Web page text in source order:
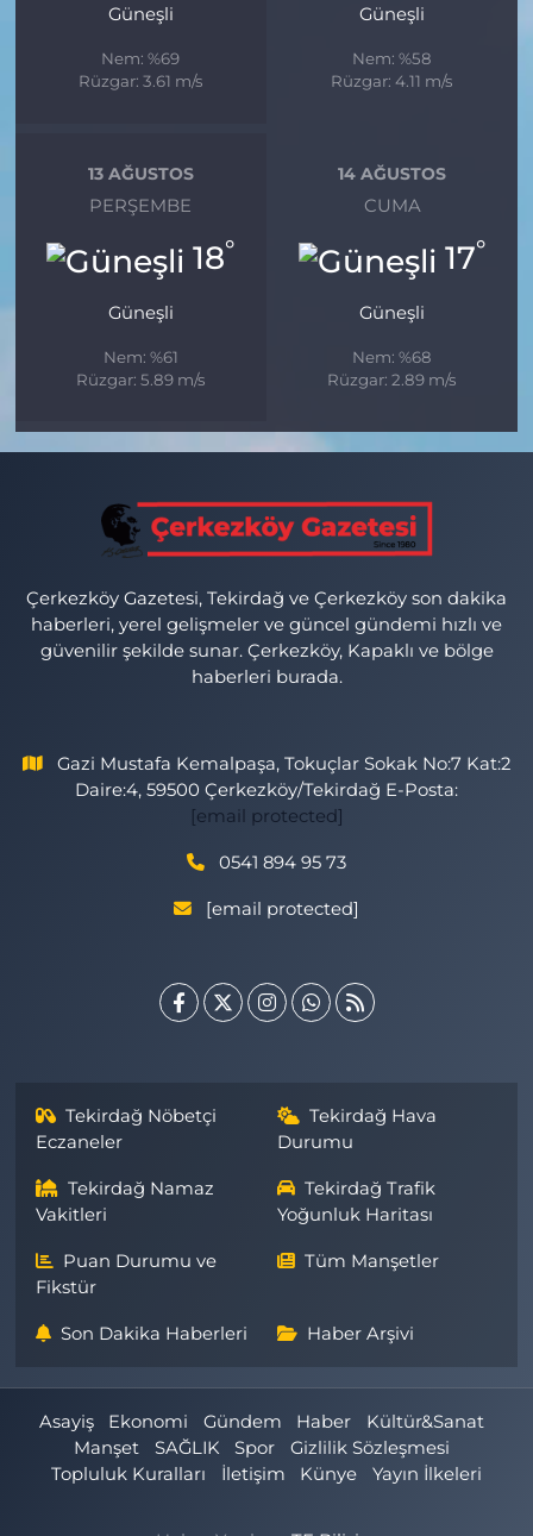
Güneşli
Nem: %69
Rüzgar: 3.61 m/s
Güneşli
Nem: %58
Rüzgar: 4.11 m/s
13 AĞUSTOS
PERŞEMBE
18°
Güneşli
Nem: %61
Rüzgar: 5.89 m/s
14 AĞUSTOS
CUMA
17°
Güneşli
Nem: %68
Rüzgar: 2.89 m/s
Çerkezköy Gazetesi, Tekirdağ ve Çerkezköy son dakika
haberleri, yerel gelişmeler ve güncel gündemi hızlı ve
güvenilir şekilde sunar. Çerkezköy, Kapaklı ve bölge
haberleri burada.
Gazi Mustafa Kemalpaşa, Tokuçlar Sokak No:7 Kat:2
Daire:4, 59500 Çerkezköy/Tekirdağ E-Posta:
[email protected]
0541 894 95 73
[email protected]
Tekirdağ Nöbetçi
Eczaneler
Tekirdağ Hava
Durumu
Tekirdağ Namaz
Vakitleri
Tekirdağ Trafik
Yoğunluk Haritası
Puan Durumu ve
Fikstür
Tüm Manşetler
Son Dakika Haberleri Haber Arşivi
Asayiş Ekonomi Gündem Haber
Kültür&Sanat
Manşet
SAĞLIK Spor
Gizlilik Sözleşmesi
Topluluk Kuralları
İletişim Künye Yayın İlkeleri